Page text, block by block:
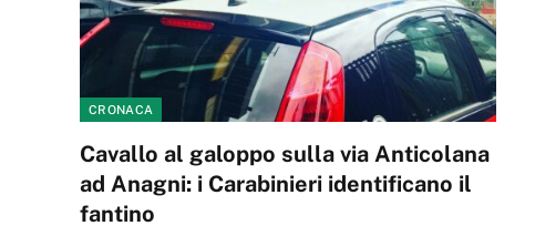
CRONACA
Cavallo al galoppo sulla via Anticolana
ad Anagni: i Carabinieri identificano il
fantino